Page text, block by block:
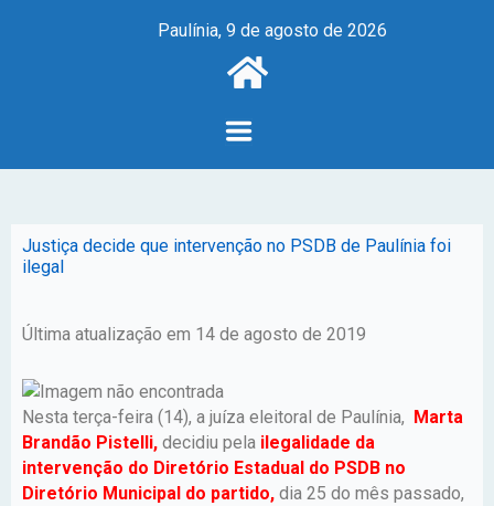
Paulínia, 9 de agosto de 2026
Justiça decide que intervenção no PSDB de Paulínia foi
ilegal
Última atualização em 14 de agosto de 2019
Nesta terça-feira (14), a juíza eleitoral de Paulínia, Marta
Brandão Pistelli, decidiu pela ilegalidade da
intervenção do Diretório Estadual do PSDB no
Diretório Municipal do partido, dia 25 do mês passado,